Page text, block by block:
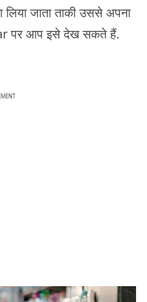
जाता ताकी उससे अपना
पर आप इसे देख सकते हैं.